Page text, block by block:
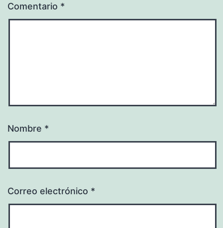
Comentario *
Nombre *
Correo electrónico *